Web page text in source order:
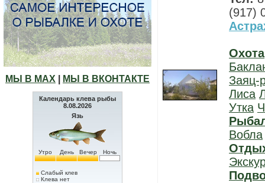
МЫ В МАХ МЫ В ВКОНТАКТЕ
Календарь клева рыбы
8.08.2026
Язь
Утро День Вечер Ночь
Слабый клев
Клева нет
(917)
Охота
Заяц-
Лиса
Утка
Вобла